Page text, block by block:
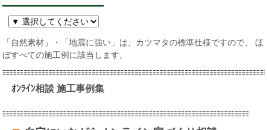
「自然素材」・「地震に強い」は、カツマタの標準仕様ですので、 ほ
ぼすべての施工例に該当します。
ｵﾝﾗｲﾝ相談 施工事例集